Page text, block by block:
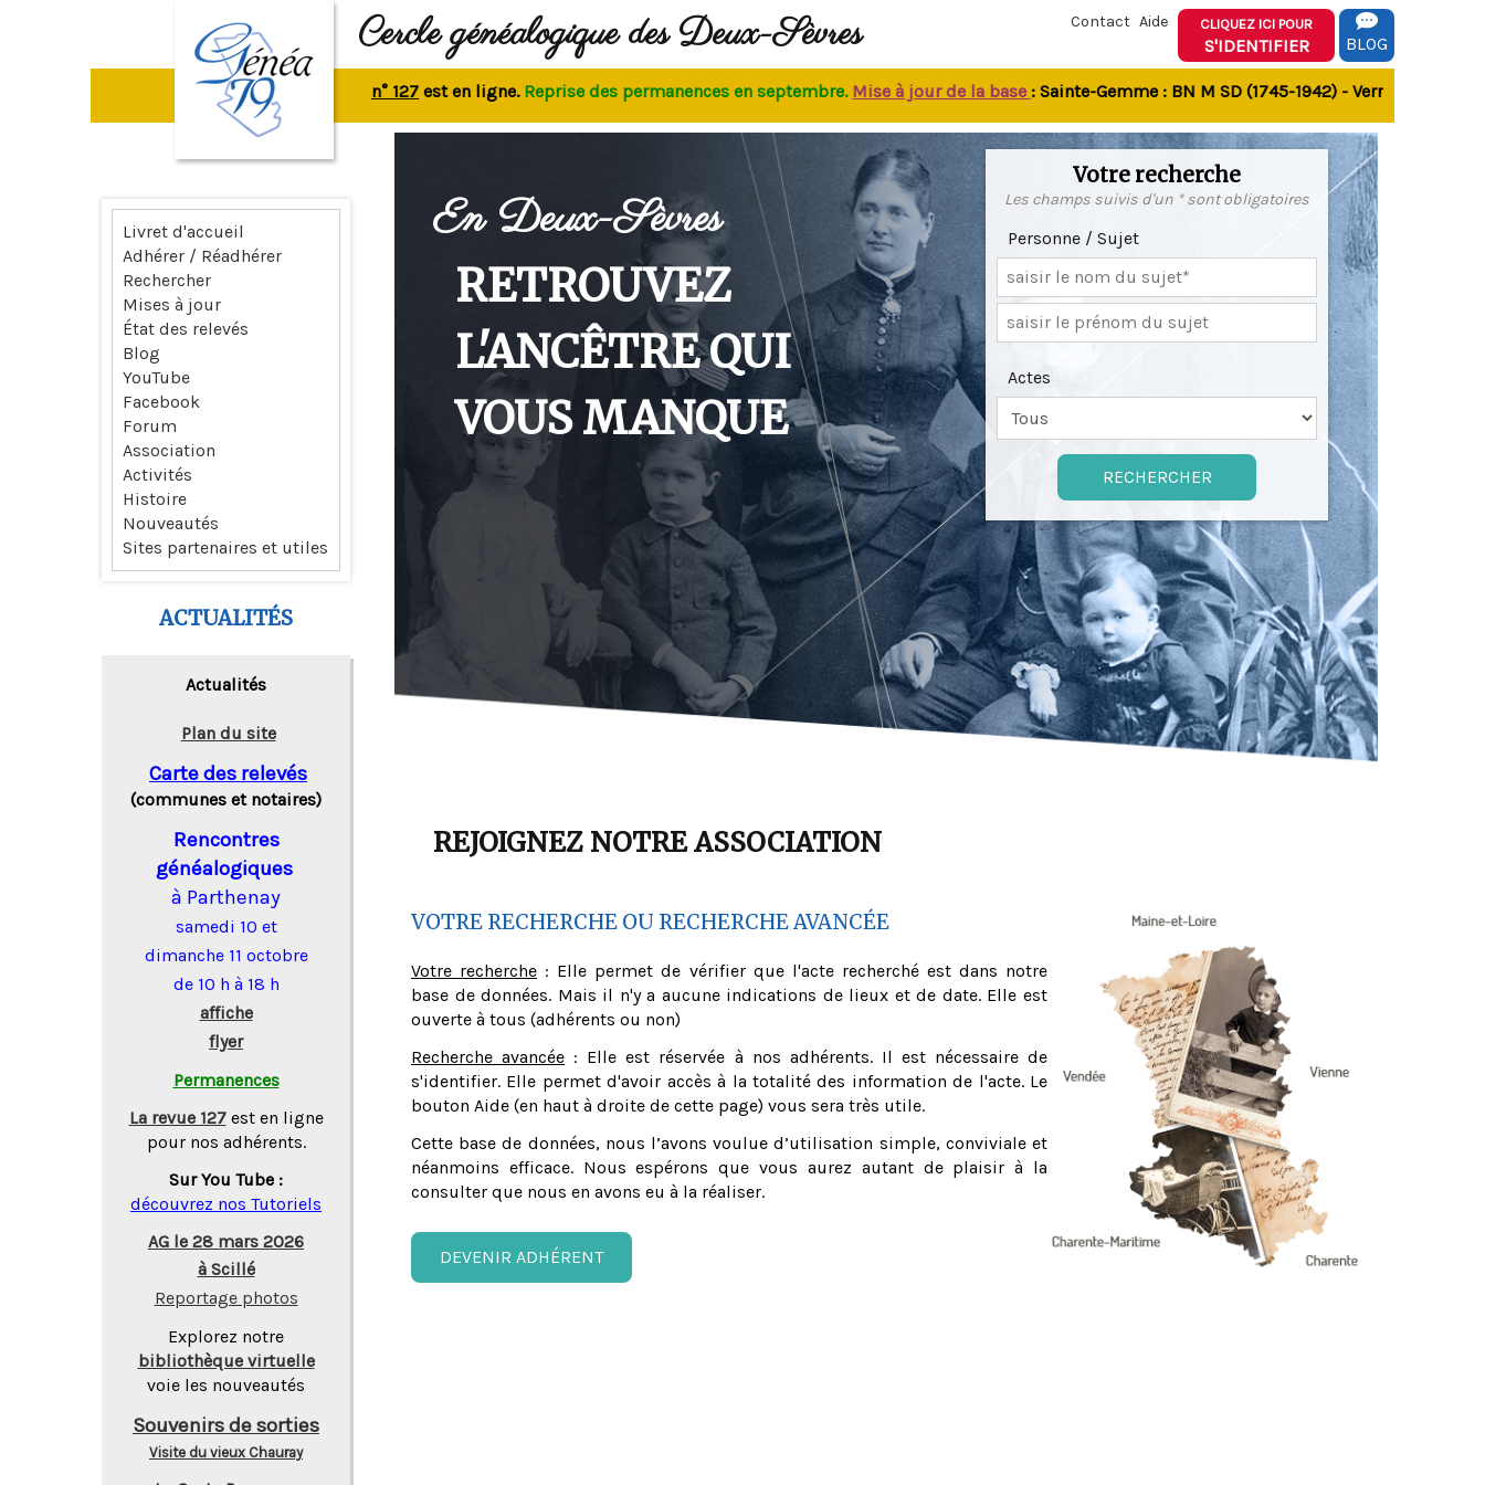
Cercle généalogique des Deux-Sèvres Contact Aide CLIQUEZ ICI POUR
S'IDENTIFIER BLOG
La revue n° 127est en ligne.Reprise des permanences en septembre.Mise à jour de la base: Sainte-Gemme : BN M SD (1745-1942) - Verrines-sous-
En Deux-Sèvres
RETROUVEZ
L'ANCÊTRE QUI
VOUS MANQUE
Votre recherche
Les champs suivis d'un * sont obligatoires
Personne / Sujet
Actes
REJOIGNEZ NOTRE ASSOCIATION
VOTRE RECHERCHE OU RECHERCHE AVANCÉE
Votre recherche : Elle permet de vérifier que l'acte recherché est dans notre
base de données. Mais il n'y a aucune indications de lieux et de date. Elle est
ouverte à tous (adhérents ou non)
Recherche avancée : Elle est réservée à nos adhérents. Il est nécessaire de
s'identifier. Elle permet d'avoir accès à la totalité des information de l'acte. Le
bouton Aide (en haut à droite de cette page) vous sera très utile.
Cette base de données, nous l’avons voulue d’utilisation simple, conviviale et
néanmoins efficace. Nous espérons que vous aurez autant de plaisir à la
consulter que nous en avons eu à la réaliser.
DEVENIR ADHÉRENT
Livret d'accueil
Adhérer / Réadhérer
Rechercher
Mises à jour
État des relevés
Blog
YouTube
Facebook
Forum
Association
Activités
Histoire
Nouveautés
Sites partenaires et utiles
ACTUALITÉS
Actualités
Plan du site
Carte des relevés
(communes et notaires)
Rencontres
généalogiques
à Parthenay
samedi 10 et
dimanche 11 octobre
de 10 h à 18 h
affiche
flyer
Permanences
La revue 127 est en ligne
pour nos adhérents.
Sur You Tube :
découvrez nos Tutoriels
AG le 28 mars 2026
à Scillé
Reportage photos
Explorez notre
bibliothèque virtuelle
voie les nouveautés
Souvenirs de sorties
Visite du vieux Chauray